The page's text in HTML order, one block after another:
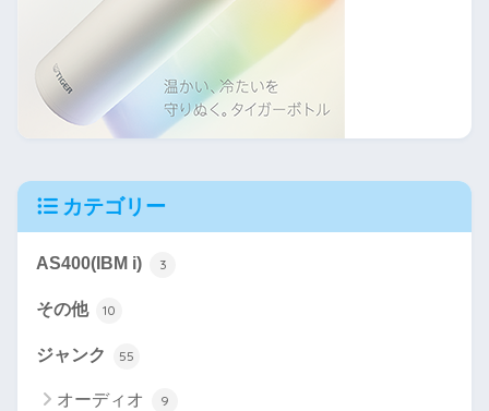
カテゴリー
AS400(IBM i) 3
その他 10
ジャンク 55
オーディオ 9